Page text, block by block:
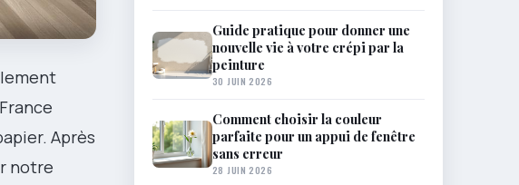
Après
notre
Guide pratique pour donner une
nouvelle vie à votre crépi par la
peinture
30 JUIN 2026
Comment choisir la couleur
parfaite pour un appui de fenêtre
sans erreur
28 JUIN 2026